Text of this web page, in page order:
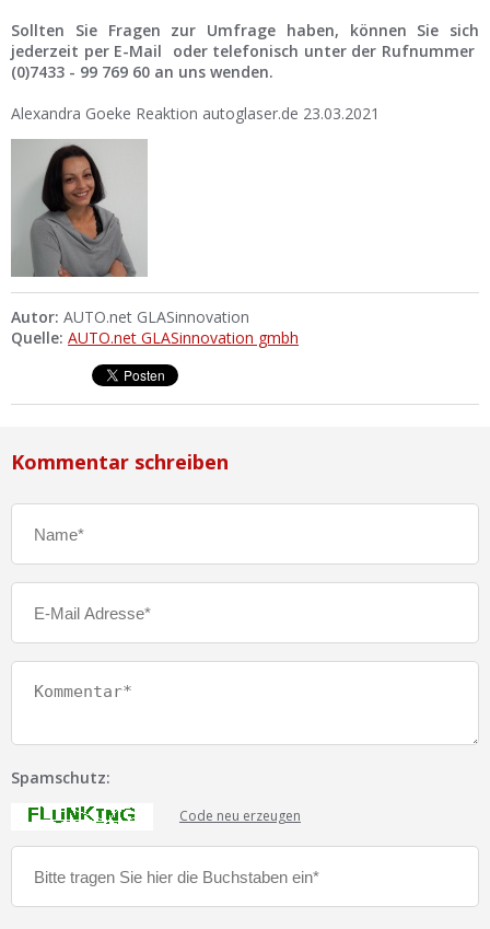
Sollten Sie Fragen zur Umfrage haben, können Sie sich
jederzeit per E-Mail oder telefonisch unter der Rufnummer
(0)7433 - 99 769 60 an uns wenden.
Alexandra Goeke Reaktion autoglaser.de 23.03.2021
Autor: AUTO.net GLASinnovation
Quelle: AUTO.net GLASinnovation gmbh
Kommentar schreiben
Spamschutz:
Code neu erzeugen